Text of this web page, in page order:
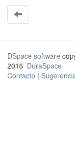
DSpace software
2016 DuraSpace
Contacto |